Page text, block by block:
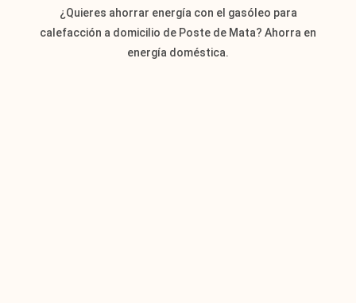
¿Quieres ahorrar energía con el gasóleo para
calefacción a domicilio de Poste de Mata? Ahorra en
energía doméstica.